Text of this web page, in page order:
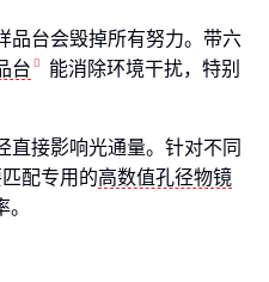
品台会毁掉所有努力。带六
台
能消除环境干扰，特别
直接影响光通量。针对不同
配专用的高数值孔径物镜